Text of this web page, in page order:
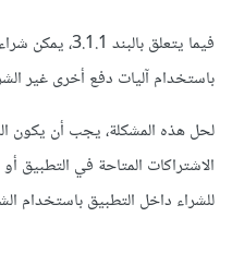
المستخدم في التطبيق بناءً
مكتبات مثل http للتفاعل مع
المستخدم.
فيما يتعلق
باستخدام آليات دفع أخرى غير
لحل هذه المشكلة، يجب أن يكون
الاشتراكات المتاحة في التطبيق
للشراء داخل التطبيق باستخدام